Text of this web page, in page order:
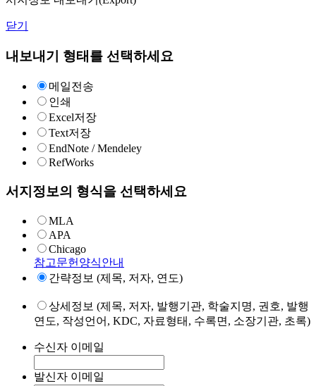
닫기
내보내기 형태를 선택하세요
메일전송
인쇄
Excel저장
Text저장
EndNote / Mendeley
RefWorks
서지정보의 형식을 선택하세요
MLA
APA
Chicago
참고문헌양식안내
간략정보 (제목, 저자, 연도)
상세정보 (제목, 저자, 발행기관, 학술지명, 권호, 발행
연도, 작성언어, KDC, 자료형태, 수록면, 소장기관, 초록)
수신자 이메일
발신자 이메일